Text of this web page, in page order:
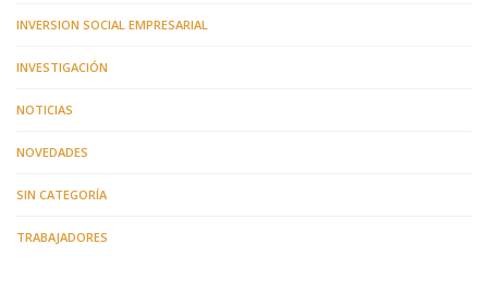
INVERSION SOCIAL EMPRESARIAL
INVESTIGACIÓN
NOTICIAS
NOVEDADES
SIN CATEGORÍA
TRABAJADORES